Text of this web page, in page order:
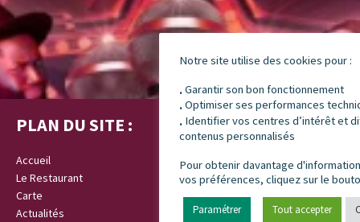
PLAN DU SITE :
Accueil
Le Restaurant
Carte
Actualités
Notre site utilise des cookies pour :
.Garantir son bon fonctionnement
.Optimiser ses performances
. Identifier vos centres d’intérêt et
contenus personnalisés
Pour obtenir davantage
vos préférences, cliquez sur le
Paramétrer Tout accepter